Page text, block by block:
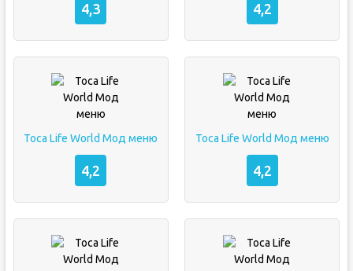
4,3 4,2
Toca Life World Мод меню
4,2
Toca Life World Мод меню
4,2